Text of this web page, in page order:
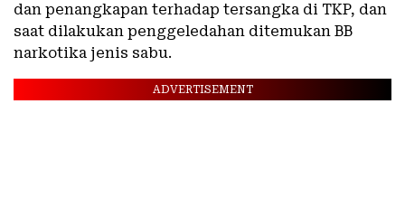
dan penangkapan terhadap tersangka di TKP, dan
saat dilakukan penggeledahan ditemukan BB
narkotika jenis sabu.
ADVERTISEMENT